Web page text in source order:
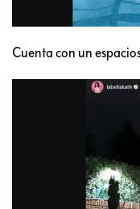
Cuenta con un